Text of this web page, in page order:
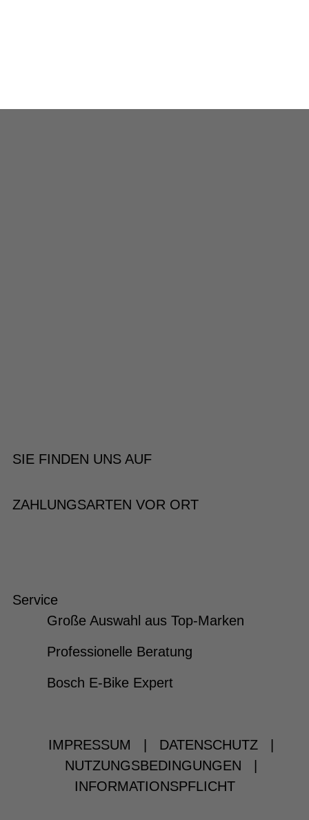
SIE FINDEN UNS AUF
ZAHLUNGSARTEN VOR ORT
Service
Große Auswahl aus Top-Marken
Professionelle Beratung
Bosch E-Bike Expert
IMPRESSUM DATENSCHUTZ
NUTZUNGSBEDINGUNGEN
INFORMATIONSPFLICHT